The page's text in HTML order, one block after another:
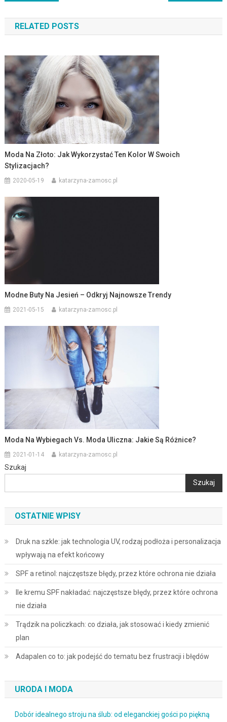
wpisu
RELATED POSTS
Moda Na Złoto: Jak Wykorzystać Ten Kolor W Swoich
Stylizacjach?
2020-05-19 katarzyna-zamosc.pl
Modne Buty Na Jesień – Odkryj Najnowsze Trendy
2021-05-15 katarzyna-zamosc.pl
Moda Na Wybiegach Vs. Moda Uliczna: Jakie Są Różnice?
2021-01-14 katarzyna-zamosc.pl
Szukaj
Szukaj
OSTATNIE WPISY
Druk na szkle: jak technologia UV, rodzaj podłoża i personalizacja
wpływają na efekt końcowy
SPF a retinol: najczęstsze błędy, przez które ochrona nie działa
Ile kremu SPF nakładać: najczęstsze błędy, przez które ochrona
nie działa
Trądzik na policzkach: co działa, jak stosować i kiedy zmienić
plan
Adapalen co to: jak podejść do tematu bez frustracji i błędów
URODA I MODA
Dobór idealnego stroju na ślub: od eleganckiej gości po piękną